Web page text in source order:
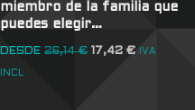
miembro de la familia que
puedes elegir…
DESDE 26,14€ 17,42€ IVA
INCL